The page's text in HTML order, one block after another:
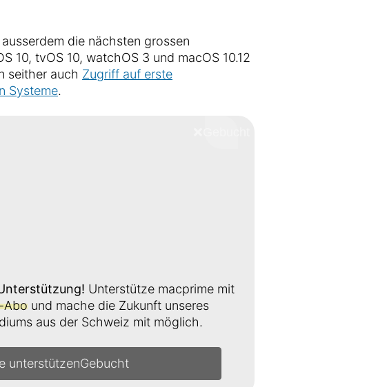
die nächsten grossen
10, tvOS 10, watchOS 3 und macOS 10.12
seither auch Zugriff auf erste
Systeme.
Unterstütze macprime mit
Abound mache die Zukunft unseres
aus der Schweiz mit möglich.
unterstützen